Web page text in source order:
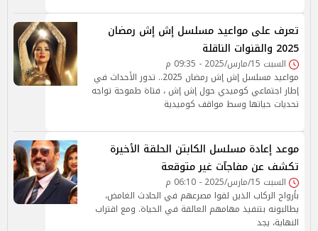
تعرف على مواعيد مسلسل إش إش رمضان
2025 والقنوات الناقلة
السبت 15/مارس/2025 - 09:35 م
مواعيد مسلسل إش إش رمضان 2025.. تدور الأحداث في
إطار اجتماعي كوميدي حول إش إش ، فتاة طموحة تواجه
تحديات حياتها وسط مواقف كوميدية
موعد إعادة مسلسل الكابتن الحلقة الأخيرة
تكشف عن مفاجآت غير متوقعة
السبت 15/مارس/2025 - 06:10 م
بأرواح الركاب الذين لقوا مصرعهم في الحادث الغامض،
يطالبونه بتنفيذ مهامهم العالقة في الحياة. ومع اقتراب
النهاية، يجد